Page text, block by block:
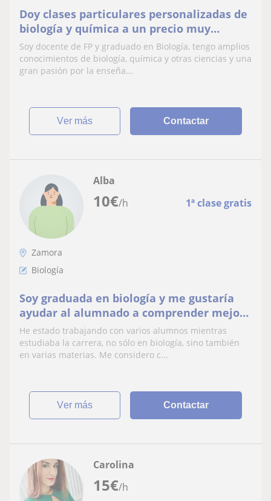
Doy clases particulares personalizadas de
biología y química a un precio muy
competente teniendo en cuenta la
calidad del servicio
Soy docente de FP y graduado en Biología, tengo amplios
conocimientos de biología, química y otras ciencias y una
gran pasión por la enseña...
ver más Contactar
10€/h 1ª clase gratis
Alba
Zamora
Biología
Soy graduada en biología y me gustaría
ayudar al alumnado a comprender mejor
la asignatura y sacar mejores notas
He estado trabajando con varios alumnos mientras
estudiaba la carrera, no sólo en biología, sino también
en varias materias. Me considero c...
ver más Contactar
15€/h
Carolina